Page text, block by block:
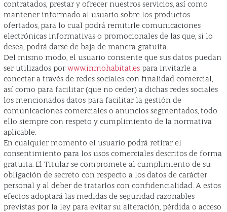
contratados, prestar y ofrecer nuestros servicios, así como
mantener informado al usuario sobre los productos
ofertados, para lo cual podrá remitirle comunicaciones
electrónicas informativas o promocionales de las que, si lo
desea, podrá darse de baja de manera gratuita.
Del mismo modo, el usuario consiente que sus datos puedan
ser utilizados por www.inmohabitat.espara invitarle a
conectar a través de redes sociales con finalidad comercial,
así como para facilitar (que no ceder) a dichas redes sociales
los mencionados datos para facilitar la gestión de
comunicaciones comerciales o anuncios segmentados, todo
ello siempre con respeto y cumplimiento de la normativa
aplicable.
En cualquier momento el usuario podrá retirar el
consentimiento para los usos comerciales descritos de forma
gratuita. El Titular se compromete al cumplimiento de su
obligación de secreto con respecto a los datos de carácter
personal y al deber de tratarlos con confidencialidad. A estos
efectos adoptará las medidas de seguridad razonables
previstas por la ley para evitar su alteración, pérdida o acceso